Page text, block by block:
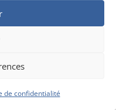
de confidentialité